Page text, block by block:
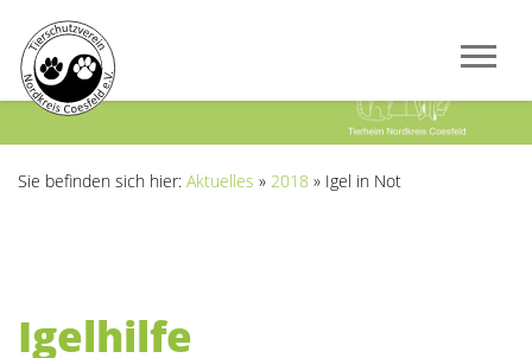
Sie befinden sich hier: Aktuelles » 2018 » Igel in Not
Igelhilfe